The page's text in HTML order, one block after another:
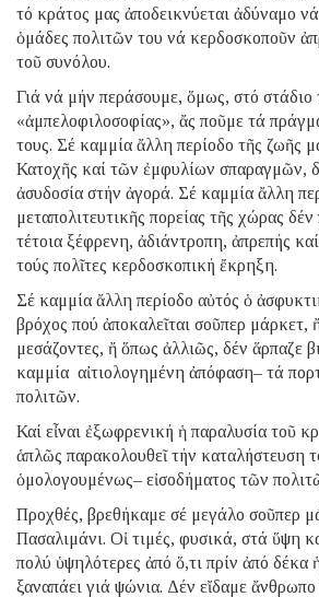
τό κράτος μας ἀποδεικνύεται ἀδύναμο νά
ὁμάδες πολιτῶν του νά κερδοσκοποῦν
τοῦ συνόλου.
Γιά νά μήν περάσουμε, ὅμως, στό στάδιο
«ἀμπελοφιλοσοφίας», ἄς ποῦμε τά
τους. Σέ καμμία ἄλλη περίοδο τῆς ζωῆς
Κατοχῆς καί τῶν ἐμφυλίων σπαραγμῶν,
ἀσυδοσία στήν ἀγορά. Σέ καμμία ἄλλη
μεταπολιτευτικῆς πορείας τῆς χώρας
τέτοια ξέφρενη, ἀδιάντροπη, ἀπρεπής
τούς πολῖτες κερδοσκοπική ἔκρηξη.
Σέ καμμία ἄλλη περίοδο αὐτός ὁ
βρόχος πού ἀποκαλεῖται σοῦπερ μάρκετ,
μεσάζοντες, ἤ ὅπως ἀλλιῶς, δέν ἅρπαζε
καμμία αἰτιολογημένη ἀπόφαση– τά
πολιτῶν.
Καί εἶναι ἐξωφρενική ἡ παραλυσία τοῦ
ἁπλῶς παρακολουθεῖ τήν καταλήστευση
ὁμολογουμένως– εἰσοδήματος τῶν
Προχθές, βρεθήκαμε σέ μεγάλο σοῦπερ
Πασαλιμάνι. Οἱ τιμές, φυσικά, στά ὕψη
πολύ ὑψηλότερες ἀπό ὅ,τι πρίν ἀπό δέκα
ξαναπάει γιά ψώνια. Δέν εἴδαμε